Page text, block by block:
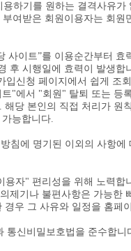
하기를 원하는 결격사유가
여받은 회원이용자는 회원
이트”를 이용순간부터 효
후 시행일에 효력이 발생합
신청 페이지에서 쉽게 조
"에서 "회원" 탈퇴 또는 등
당 본인의 직접 처리가 원
능합니다.
침에 명기된 이외의 사항에
자" 편리성을 위해 노력합
제기나 불편사항은 가능한
우 그 사유와 일정을 홈페
통신비밀보호법을 준수합니